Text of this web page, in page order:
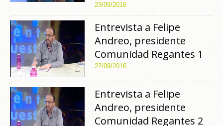
23/09/2016
Entrevista a Felipe
Andreo, presidente
Comunidad Regantes 1
22/09/2016
Entrevista a Felipe
Andreo, presidente
Comunidad Regantes 2